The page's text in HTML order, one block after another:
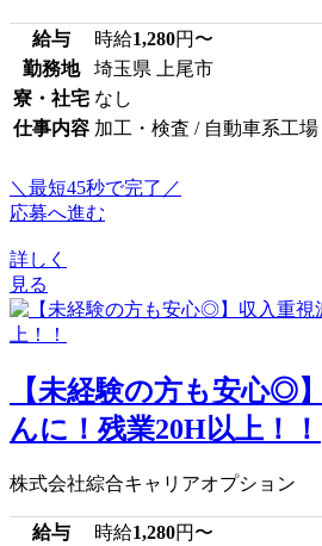
給与 時給1,280円〜
勤務地
埼玉県 上尾市
寮・社宅 なし
仕事内容 加工・検査 / 自動車系工場
＼最短45秒で完了／
応募へ進む
詳しく
見る
【未経験の方も安心◎
んに！残業20H以上！！
株式会社綜合キャリアオプション
給与 時給1,280円〜